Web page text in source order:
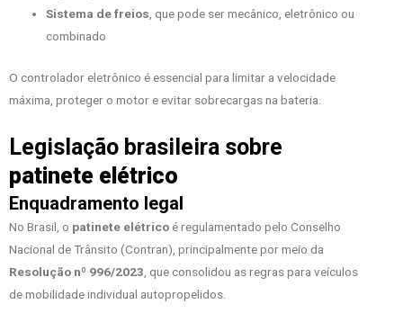
Sistema de freios, que pode ser mecânico, eletrônico ou
combinado
O controlador eletrônico é essencial para limitar a velocidade
máxima, proteger o motor e evitar sobrecargas na bateria.
Legislação brasileira sobre
patinete elétrico
Enquadramento legal
No Brasil, o patinete elétricoé regulamentado pelo Conselho
Nacional de Trânsito (Contran), principalmente por meio da
Resolução nº 996/2023 , que consolidou as regras para veículos
de mobilidade individual autopropelidos.